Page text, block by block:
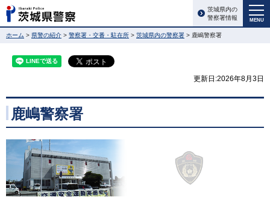
MENU
茨城県内の
警察署情報
ホーム > 県警の紹介 > 警察署・交番・駐在所 > 茨城県内の警察署 > 鹿嶋警察署
更新日:2026年8月3日
鹿嶋警察署